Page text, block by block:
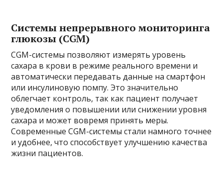
Системы непрерывного мониторинга
глюкозы (CGM)
CGM-системы позволяют измерять уровень
сахара в крови в режиме реального времени и
автоматически передавать данные на смартфон
или инсулиновую помпу. Это значительно
облегчает контроль, так как пациент получает
уведомления о повышении или снижении уровня
сахара и может вовремя принять меры.
Современные CGM-системы стали намного точнее
и удобнее, что способствует улучшению качества
жизни пациентов.